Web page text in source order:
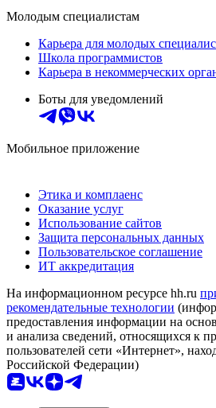
Молодым специалистам
Карьера для молодых
Школа программистов
Карьера в некоммерческих
Боты для уведомлений
Мобильное приложение
Этика и комплаенс
Оказание услуг
Использование сайтов
Защита персональных данных
Пользовательское соглашение
ИТ аккредитация
На информационном ресурсе hh.ru
рекомендательные технологии
предоставления информации на
и анализа сведений, относящихся к
пользователей сети «Интернет»,
Российской Федерации)